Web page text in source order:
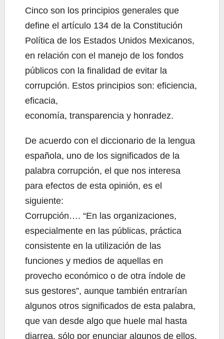
Cinco son los principios generales que
define el artículo 134 de la Constitución
Política de los Estados Unidos Mexicanos,
en relación con el manejo de los fondos
públicos con la finalidad de evitar la
corrupción. Estos principios son: eficiencia,
eficacia,
economía, transparencia y honradez.
De acuerdo con el diccionario de la lengua
española, uno de los significados de la
palabra corrupción, el que nos interesa
para efectos de esta opinión, es el
siguiente:
Corrupción…. “En las organizaciones,
especialmente en las públicas, práctica
consistente en la utilización de las
funciones y medios de aquellas en
provecho económico o de otra índole de
sus gestores”, aunque también entrarían
algunos otros significados de esta palabra,
que van desde algo que huele mal hasta
diarrea, sólo por enunciar algunos de ellos.